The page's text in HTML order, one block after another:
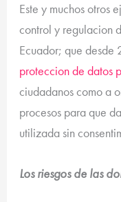
Este y muchos otros
control y regulacion
Ecuador; que desde
proteccion de datos
ciudadanos como a
procesos para que
utilizada sin
Los riesgos de las